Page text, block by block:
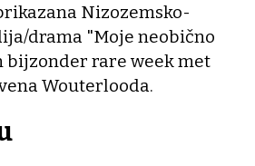
Nizozemsko-
drama "Moje neobično
bijzonder rare week met
Wouterlooda.